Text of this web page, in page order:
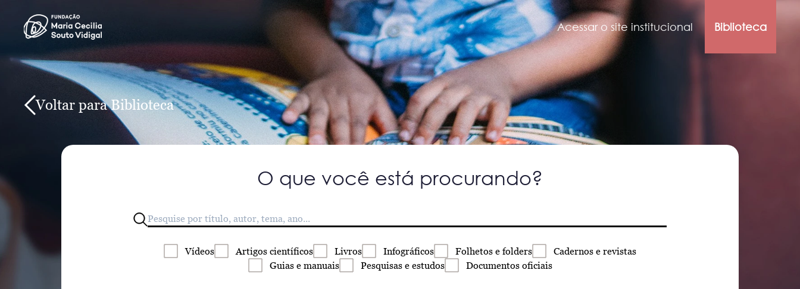
Acessar o site institucional Biblioteca
Voltar para Biblioteca
O que você está procurando?
Vídeos Artigos científicos Livros Infográficos Folhetos e folders Cadernos e revistas
Guias e manuais Pesquisas e estudos Documentos oficiais